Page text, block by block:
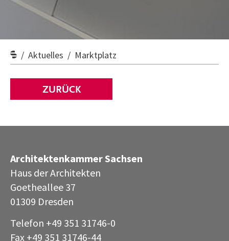
Aktuelles Marktplatz
ZURÜCK
Architektenkammer Sachsen
Haus der Architekten
Goetheallee 37
01309 Dresden
Telefon +49 351 31746-0
Fax +49 351 31746-44